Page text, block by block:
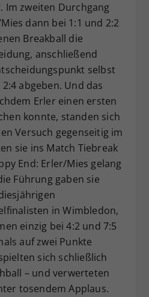
Im zweiten Durchgang
dann bei 1:1 und 2:2
Breakball die
anschließend
selbst
abgeben. Und das
Erler einen ersten
konnte, standen sich
Versuch gegenseitig im
sie ins Match Tiebreak
End: Erler/Mies gelang
Führung gaben sie
in Wimbledon,
einzig bei 4:2 und 7:5
auf zwei Punkte
sich schließlich
– und verwerteten
tosendem Applaus.